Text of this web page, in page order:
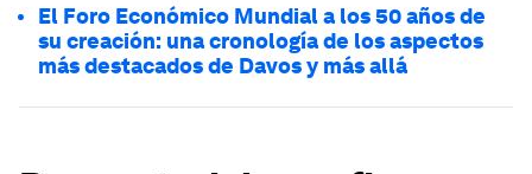
El Foro Económico Mundial a los 50 años de
su creación: una cronología de los aspectos
más destacados de Davos y más allá